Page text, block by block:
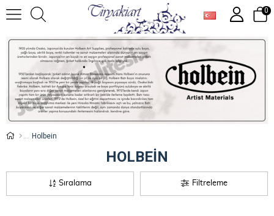
0
Holbein
HOLBEIN
Filtreleme
Sıralama